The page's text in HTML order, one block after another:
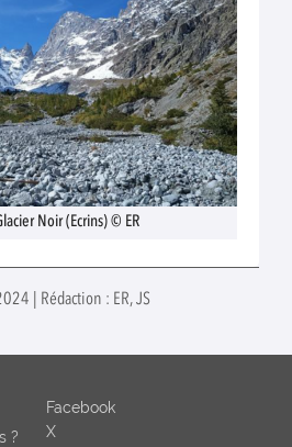
Noir (Ecrins) © ER
| Rédaction : ER, JS
?
Facebook
X